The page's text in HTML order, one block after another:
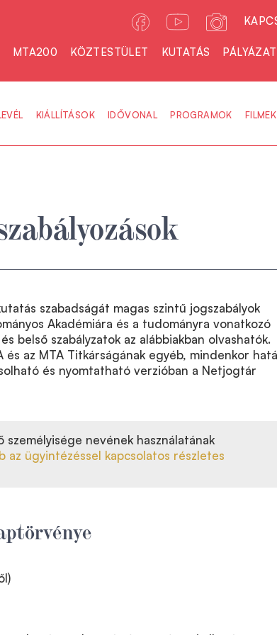
MTA200 KÖZTESTÜLET KUTATÁS
KIÁLLÍTÁSOK IDŐVONAL PROGRAMOK FILMEK
szabadságát magas szintű jogszabályok
Akadémiára és a tudományra vonatkozó
belső szabályzatok az alábbiakban olvashatók.
az MTA Titkárságának egyéb, mindenkor
és nyomtatható verzióban a Netjogtár
nevének használatának
az ügyintézéssel kapcsolatos részletes